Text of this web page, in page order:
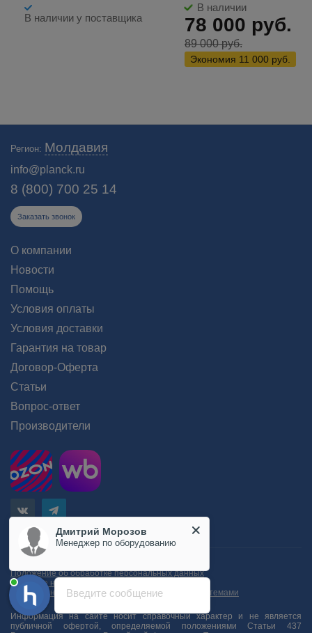
В наличии у поставщика
В наличии
78 000 руб.
89 000руб.
Экономия 11 000 руб.
приборов и измерительного оборудования. На все устройства есть
гарантия! 🔔 Бесплатная доставка от 90000₽!
Регион: Молдавия
info@planck.ru
8 (800) 700 25 14
Заказать звонок
О компании
Новости
Помощь
Условия оплаты
Условия доставки
Гарантия на товар
Договор-Оферта
Статьи
Вопрос-ответ
Производители
Положение об обработке персональных данных
Согласие на обработку персональных данных
Согласие на обработку данных метрическими системами
Информация на сайте носит справочный характер и не является
публичной офертой, определяемой положениями Статьи 437
Введите сообщение
Дмитрий Морозов
Менеджер по оборудованию